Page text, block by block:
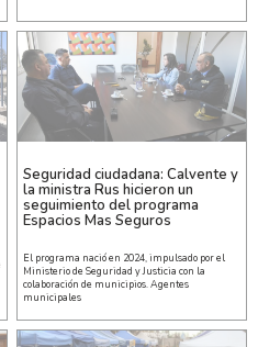
Seguridad ciudadana: Calvente y
la ministra Rus hicieron un
seguimiento del programa
Espacios Mas Seguros
El programa nació en 2024, impulsado por el
Ministerio de Seguridad y Justicia con la
colaboración de municipios. Agentes
municipales